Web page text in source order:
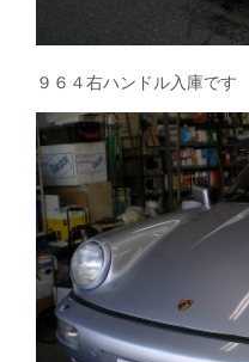
９６４右ハンドル入庫です